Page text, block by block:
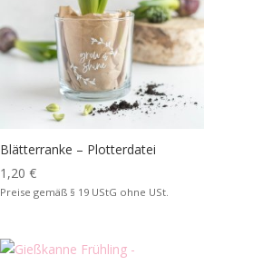
Blätterranke – Plotterdatei
1,20€
Preise gemäß § 19 UStG ohne USt.